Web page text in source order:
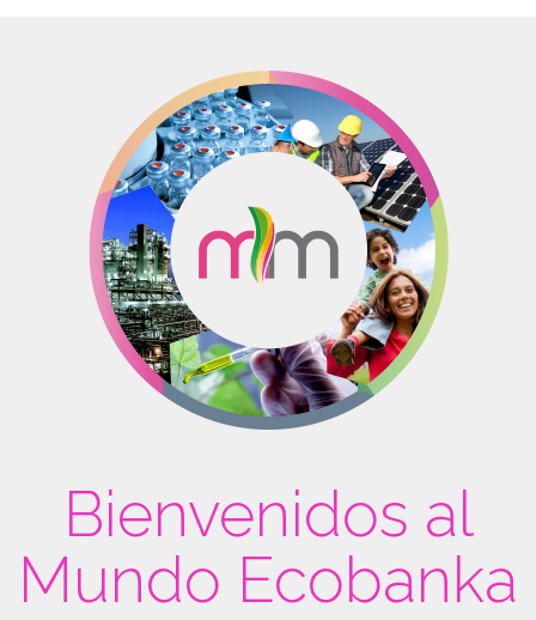
Bienvenidos al
Mundo Ecobanka